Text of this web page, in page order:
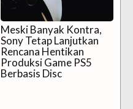
Meski Banyak Kontra,
Sony Tetap Lanjutkan
Rencana Hentikan
Produksi Game PS5
Berbasis Disc